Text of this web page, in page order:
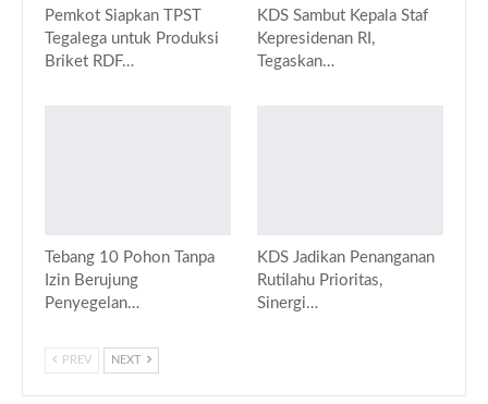
Pemkot Siapkan TPST
Tegalega untuk Produksi
Briket RDF…
KDS Sambut Kepala Staf
Kepresidenan RI,
Tegaskan…
Tebang 10 Pohon Tanpa
Izin Berujung
Penyegelan…
KDS Jadikan Penanganan
Rutilahu Prioritas,
Sinergi…
PREV NEXT